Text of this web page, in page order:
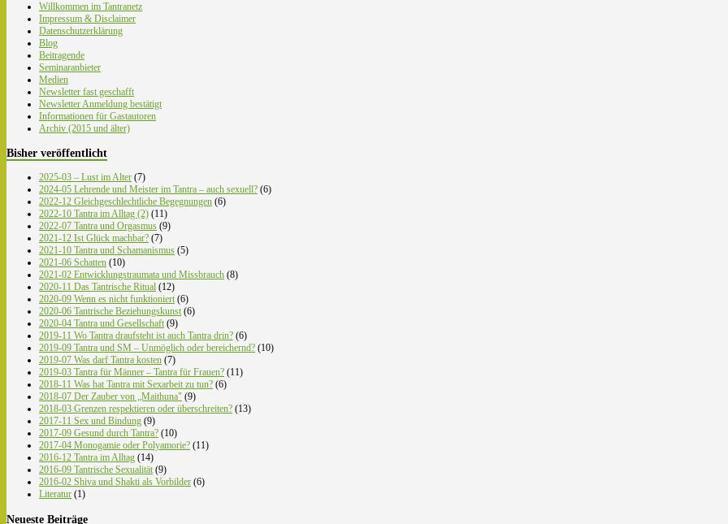
Willkommen im Tantranetz
Impressum & Disclaimer
Datenschutzerklärung
Blog
Beitragende
Seminaranbieter
Medien
Newsletter fast geschafft
Newsletter Anmeldung bestätigt
Informationen für Gastautoren
Archiv (2015 und älter)
Bisher veröffentlicht
2025-03 – Lust im Alter (7)
2024-05 Lehrende und Meister im Tantra – auch sexuell? (6)
2022-12 Gleichgeschlechtliche Begegnungen (6)
2022-10 Tantra im Alltag (2) (11)
2022-07 Tantra und Orgasmus (9)
2021-12 Ist Glück machbar? (7)
2021-10 Tantra und Schamanismus (5)
2021-06 Schatten (10)
2021-02 Entwicklungstraumata und Missbrauch (8)
2020-11 Das Tantrische Ritual (12)
2020-09 Wenn es nicht funktioniert (6)
2020-06 Tantrische Beziehungskunst (6)
2020-04 Tantra und Gesellschaft (9)
2019-11 Wo Tantra draufsteht ist auch Tantra drin? (6)
2019-09 Tantra und SM – Unmöglich oder bereichernd? (10)
2019-07 Was darf Tantra kosten (7)
2019-03 Tantra für Männer – Tantra für Frauen? (11)
2018-11 Was hat Tantra mit Sexarbeit zu tun? (6)
2018-07 Der Zauber von „Maithuna" (9)
2018-03 Grenzen respektieren oder überschreiten? (13)
2017-11 Sex und Bindung (9)
2017-09 Gesund durch Tantra? (10)
2017-04 Monogamie oder Polyamorie? (11)
2016-12 Tantra im Alltag (14)
2016-09 Tantrische Sexualität (9)
2016-02 Shiva und Shakti als Vorbilder (6)
Literatur (1)
Neueste Beiträge